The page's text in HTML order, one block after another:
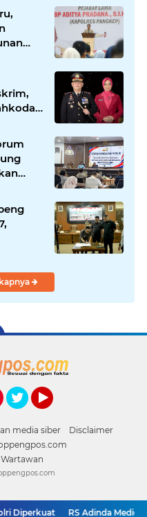
media siber
Disclaimer
RS Adinda Medical